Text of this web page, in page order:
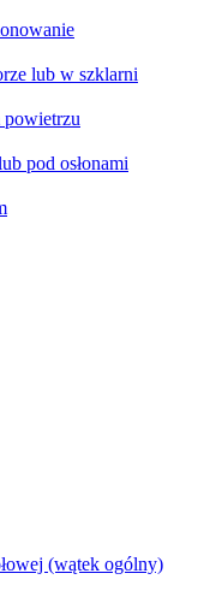
lub w szklarni
osłonami
(wątek ogólny)